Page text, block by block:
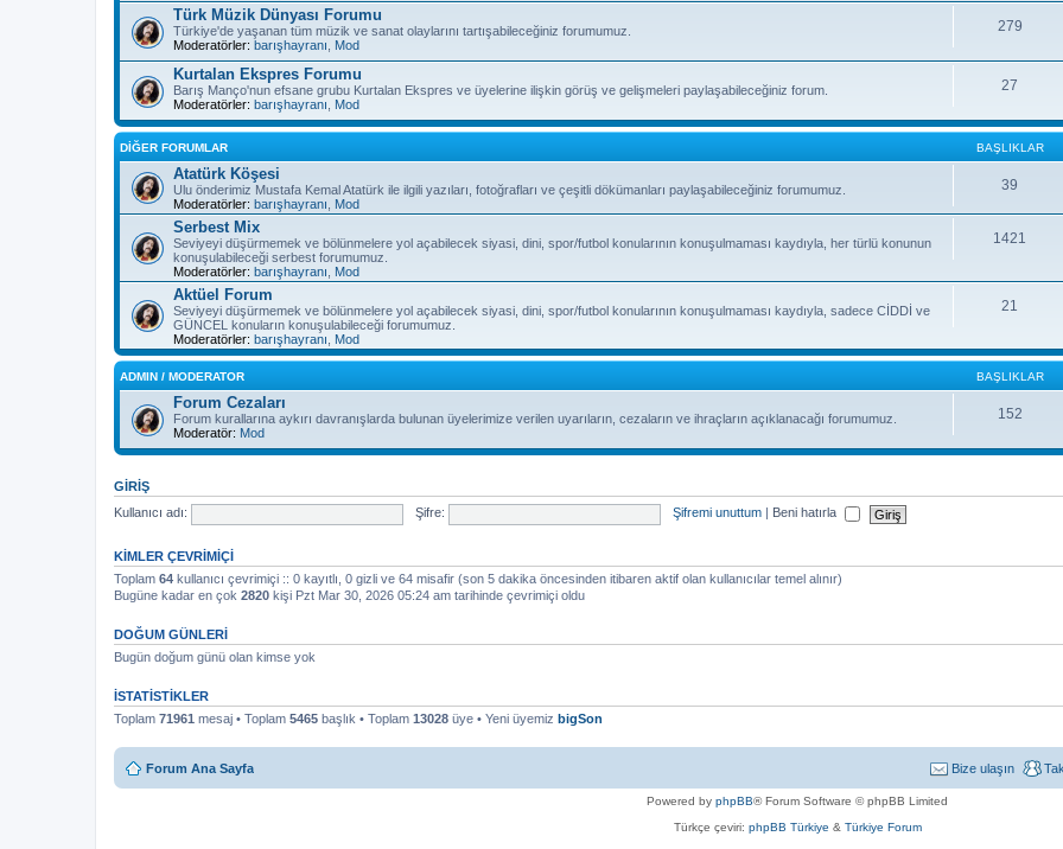
Türk Müzik Dünyası Forumu
Türkiye'de yaşanan tüm müzik ve sanat olaylarını tartışabileceğiniz forumumuz.
Moderatörler: barışhayranı Mod
279
Kurtalan Ekspres Forumu
Barış Manço'nun efsane grubu Kurtalan Ekspres ve üyelerine ilişkin görüş ve gelişmeleri paylaşabileceğiniz forum.
Moderatörler: barışhayranı Mod
27
DİĞER FORUMLAR BAŞLIKLAR
Atatürk Köşesi
Ulu önderimiz Mustafa Kemal Atatürk ile ilgili yazıları, fotoğrafları ve çeşitli dökümanları paylaşabileceğiniz forumumuz.
Moderatörler: barışhayranı Mod
39
Serbest Mix
Seviyeyi düşürmemek ve bölünmelere yol açabilecek siyasi, dini, spor/futbol konularının konuşulmaması kaydıyla, her türlü konunun
konuşulabileceği serbest forumumuz.
Moderatörler: barışhayranı Mod
1421
Aktüel Forum
Seviyeyi düşürmemek ve bölünmelere yol açabilecek siyasi, dini, spor/futbol konularının konuşulmaması kaydıyla, sadece CİDDİ ve
GÜNCEL konuların konuşulabileceği forumumuz.
Moderatörler: barışhayranı Mod
21
ADMIN / MODERATOR BAŞLIKLAR
Forum Cezaları
Forum kurallarına aykırı davranışlarda bulunan üyelerimize verilen uyarıların, cezaların ve ihraçların açıklanacağı forumumuz.
Moderatör: Mod
152
GIRIŞ
Kullanıcı adı:
Şifre: Şifremi unuttum Beni hatırla
KIMLER ÇEVRIMIÇI
Toplam 64 kullanıcı çevrimiçi :: 0 kayıtlı, 0 gizli ve 64 misafir (son 5 dakika öncesinden itibaren aktif olan kullanıcılar temel alınır)
Bugüne kadar en çok 2820 kişi Pzt Mar 30, 2026 05:24 am tarihinde çevrimiçi oldu
DOĞUM GÜNLERI
Bugün doğum günü olan kimse yok
İSTATISTIKLER
Toplam 71961 mesaj • Toplam 5465 başlık • Toplam 13028 üye • Yeni üyemiz bigSon
Forum Ana Sayfa Bize ulaşın
Powered by phpBB® Forum Software © phpBB Limited
Türkçe çeviri: phpBB Türkiye & Türkiye Forum